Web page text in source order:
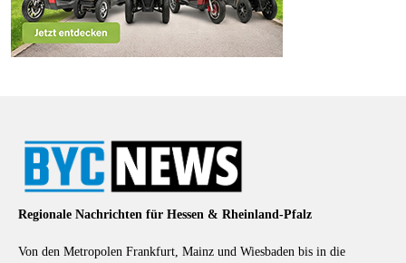
Regionale Nachrichten für Hessen & Rheinland-Pfalz
Von den Metropolen Frankfurt, Mainz und Wiesbaden bis in die